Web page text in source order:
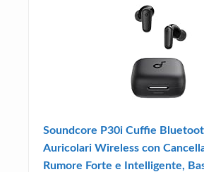
Soundcore P30i Cuffie
Auricolari Wireless con
Rumore Forte e Intelligente,